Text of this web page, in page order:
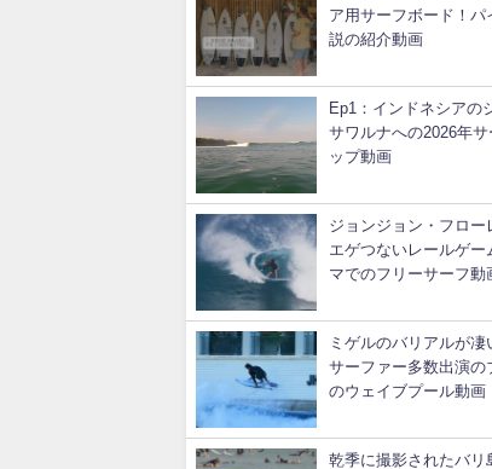
ア用サーフボード！パ
説の紹介動画
Ep1：インドネシアの
サワルナへの2026年サ
ップ動画
ジョンジョン・フロー
エゲつないレールゲー
マでのフリーサーフ動
ミゲルのバリアルが凄
サーファー多数出演の
のウェイブプール動画
乾季に撮影されたバリ